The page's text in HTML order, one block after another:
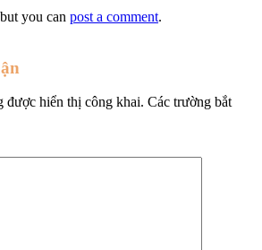
you can post a comment.
được hiển thị công khai. Các trường bắt